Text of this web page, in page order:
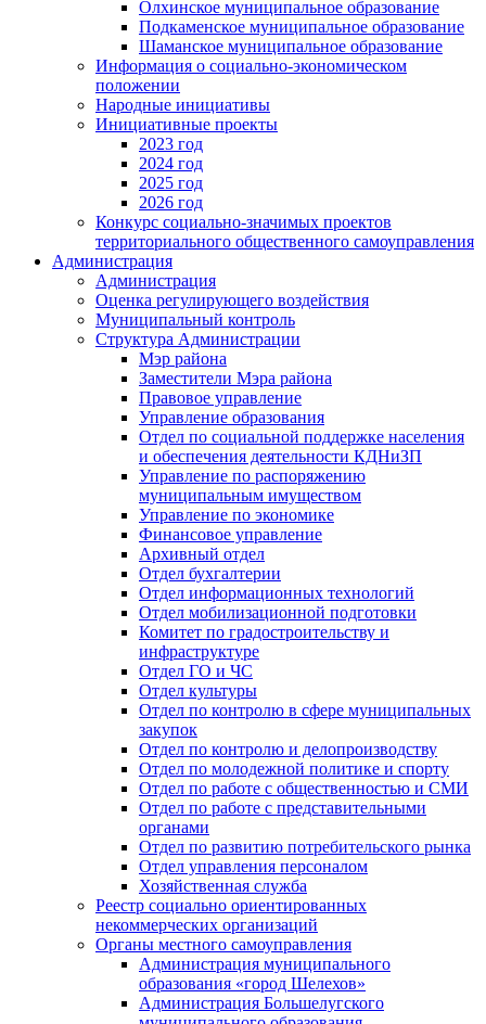
Олхинское муниципальное образование
Подкаменское муниципальное образование
Шаманское муниципальное образование
Информация о социально-экономическом
положении
Народные инициативы
Инициативные проекты
2023 год
2024 год
2025 год
2026 год
Конкурс социально-значимых проектов
территориального общественного самоуправления
Администрация
Администрация
Оценка регулирующего воздействия
Муниципальный контроль
Структура Администрации
Мэр района
Заместители Мэра района
Правовое управление
Управление образования
Отдел по социальной поддержке населения
и обеспечения деятельности КДНиЗП
Управление по распоряжению
муниципальным имуществом
Управление по экономике
Финансовое управление
Архивный отдел
Отдел бухгалтерии
Отдел информационных технологий
Отдел мобилизационной подготовки
Комитет по градостроительству и
инфраструктуре
Отдел ГО и ЧС
Отдел культуры
Отдел по контролю в сфере муниципальных
закупок
Отдел по контролю и делопроизводству
Отдел по молодежной политике и спорту
Отдел по работе с общественностью и СМИ
Отдел по работе с представительными
органами
Отдел по развитию потребительского рынка
Отдел управления персоналом
Хозяйственная служба
Реестр социально ориентированных
некоммерческих организаций
Органы местного самоуправления
Администрация муниципального
образования «город Шелехов»
Администрация Большелугского